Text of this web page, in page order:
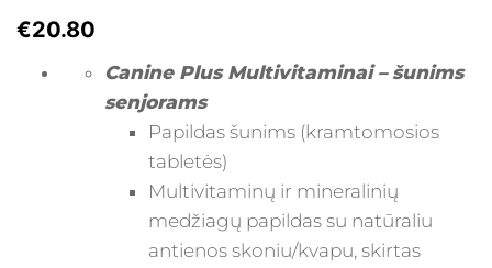
€20.80
Canine Plus Multivitaminai – šunims
senjorams
Papildas šunims (kramtomosios
tabletės)
Multivitaminų ir mineralinių
medžiagų papildas su natūraliu
antienos skoniu/kvapu, skirtas